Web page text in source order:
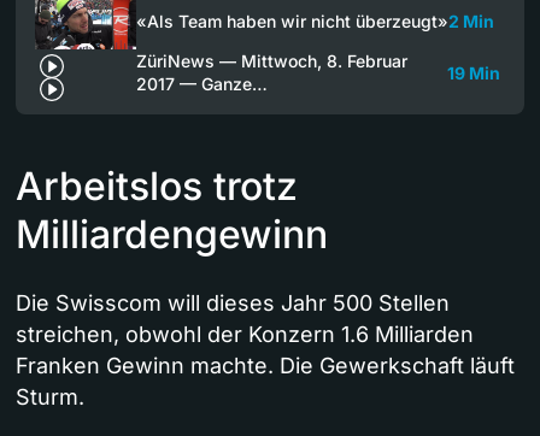
«Als Team haben wir nicht überzeugt»2 Min
ZüriNews — Mittwoch, 8. Februar
2017 — Ganze…
19 Min
Arbeitslos trotz
Milliardengewinn
Die Swisscom will dieses Jahr 500 Stellen
streichen, obwohl der Konzern 1.6 Milliarden
Franken Gewinn machte. Die Gewerkschaft läuft
Sturm.